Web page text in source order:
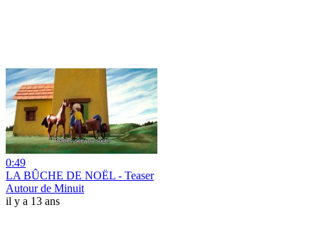
0:49
LA BÛCHE DE NOËL - Teaser
Autour de Minuit
il y a 13 ans